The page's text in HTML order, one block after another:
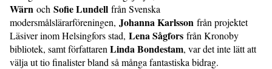
Wärn och Sofie Lundell från Svenska
modersmålslärarföreningen, Johanna Karlsson från projektet
Läsiver inom Helsingfors stad, Lena Sågfors från Kronoby
bibliotek, samt författaren Linda Bondestam, var det inte lätt att
välja ut tio finalister bland så många fantastiska bidrag.